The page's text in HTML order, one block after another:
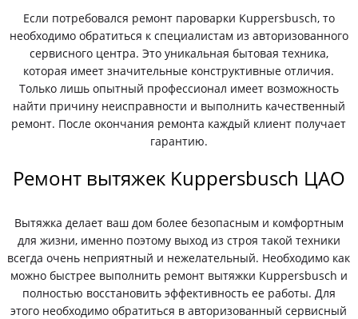
Если потребовался ремонт пароварки Kuppersbusch, то
необходимо обратиться к специалистам из авторизованного
сервисного центра. Это уникальная бытовая техника,
которая имеет значительные конструктивные отличия.
Только лишь опытный профессионал имеет возможность
найти причину неисправности и выполнить качественный
ремонт. После окончания ремонта каждый клиент получает
гарантию.
Ремонт вытяжек Kuppersbusch ЦАО
Вытяжка делает ваш дом более безопасным и комфортным
для жизни, именно поэтому выход из строя такой техники
всегда очень неприятный и нежелательный. Необходимо как
можно быстрее выполнить ремонт вытяжки Kuppersbusch и
полностью восстановить эффективность ее работы. Для
этого необходимо обратиться в авторизованный сервисный